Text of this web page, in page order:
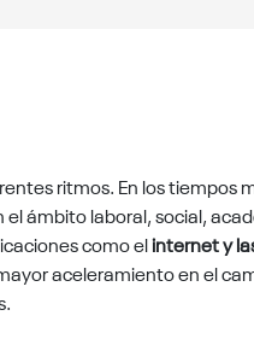
ritmos. En los tiempos
el ámbito laboral, social,
como elinternet y
aceleramiento en el